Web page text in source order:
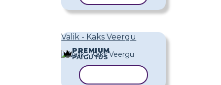
Valik - Kaks Veergu
PREMIUM
PAIGUTUS